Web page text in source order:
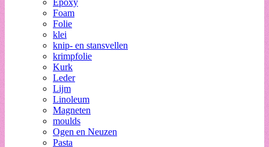
Foam
Folie
klei
knip- en stansvellen
krimpfolie
Kurk
Leder
Lijm
Linoleum
Magneten
moulds
Ogen en Neuzen
Pasta